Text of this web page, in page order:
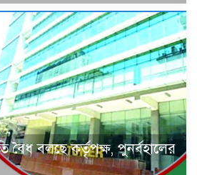
বৈধ বলছে কর্তৃপক্ষ, পুনর্বহালের